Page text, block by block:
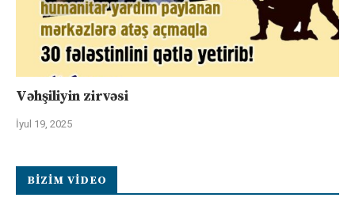
Vəhşiliyin zirvəsi
İyul 19, 2025
BIZIM VIDEO